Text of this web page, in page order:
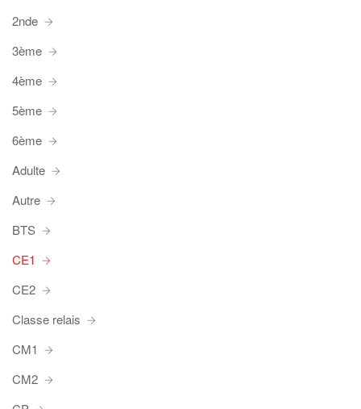
2nde
3ème
4ème
5ème
6ème
Adulte
Autre
BTS
CE1
CE2
Classe relais
CM1
CM2